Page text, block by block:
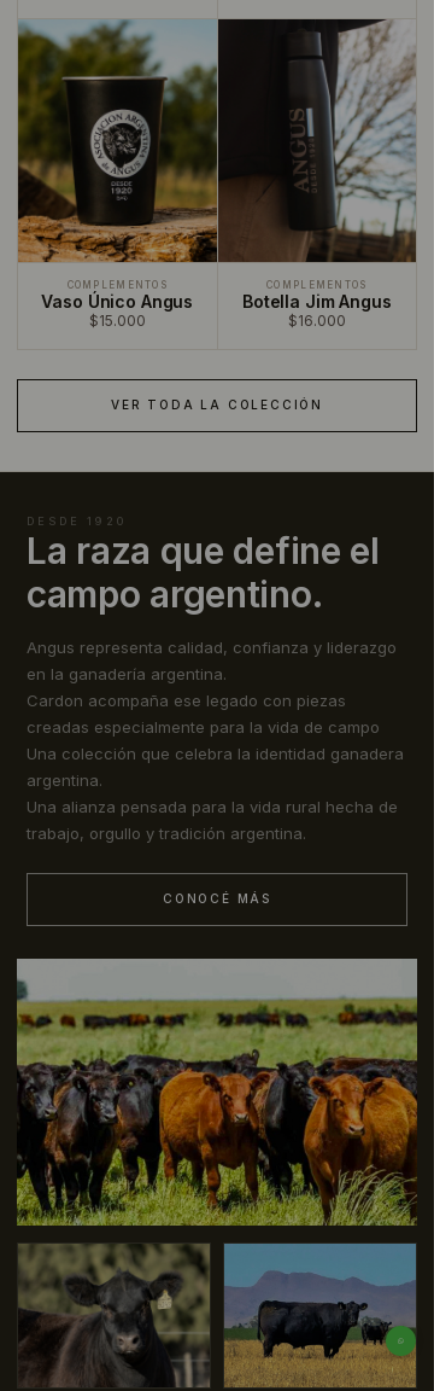
COMPLEMENTOS
Vaso Único Angus
$15.000
COMPLEMENTOS
Botella Jim Angus
$16.000
VER TODA LA COLECCIÓN
DESDE 1920
La raza que define el
campo argentino.
Angus representa calidad, confianza y liderazgo
en la ganadería argentina.
Cardon acompaña ese legado con piezas
creadas especialmente para la vida de campo
Una colección que celebra la identidad ganadera
argentina.
Una alianza pensada para la vida rural hecha de
trabajo, orgullo y tradición argentina.
CONOCÉ MÁS